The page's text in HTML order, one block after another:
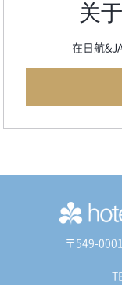
关
在日航
〒549-